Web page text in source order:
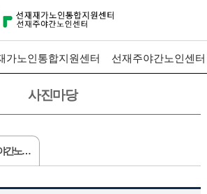
가노인통합지원센터 선재주야간노인센터
사진마당
선재주야간노인센터